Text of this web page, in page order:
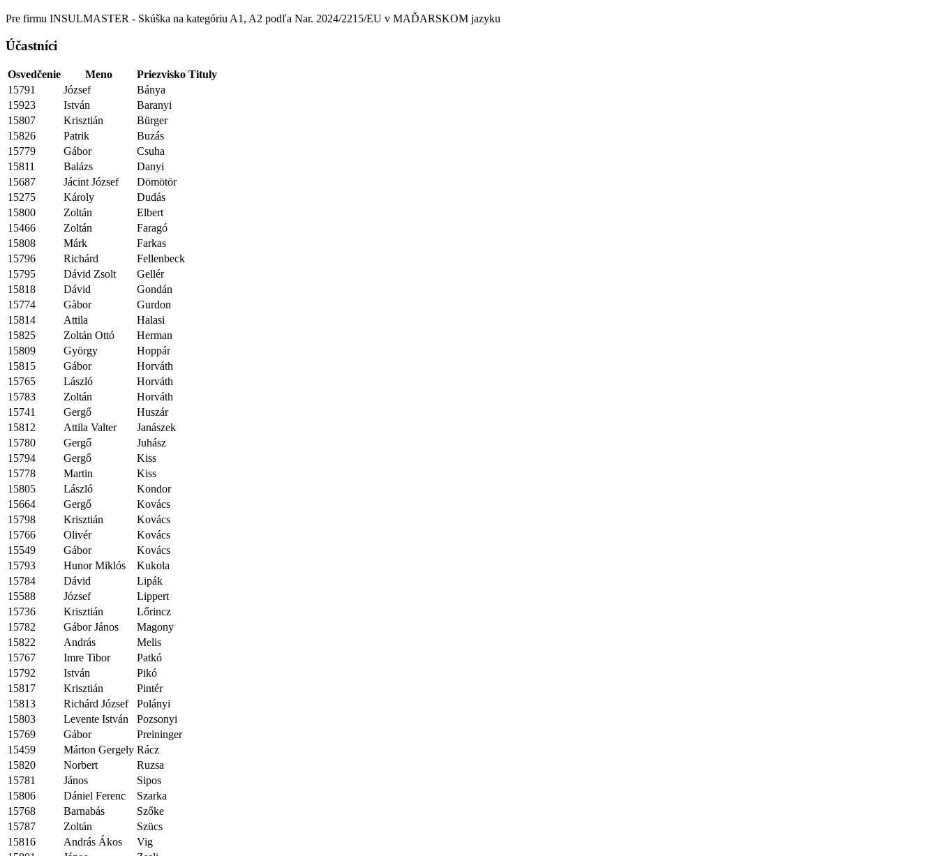
Pre firmu INSULMASTER - Skúška na kategóriu A1, A2 podľa Nar. 2024/2215/EU v MAĎARSKOM jazyku
Účastníci
Osvedčenie Meno Priezvisko Tituly
15791
József
Bánya
15923
István
Baranyi
15807
Krisztián
Bürger
15826
Patrik
Buzás
15779
Gábor
Csuha
15811
Balázs
Danyi
15687
Jácint József
Dömötör
15275
Károly
Dudás
15800
Zoltán
Elbert
15466
Zoltán
Faragó
15808
Márk
Farkas
15796
Richárd
Fellenbeck
15795
Dávid Zsolt
Gellér
15818
Dávid
Gondán
15774
Gàbor
Gurdon
15814
Attila
Halasi
15825
Zoltán Ottó
Herman
15809
György
Hoppár
15815
Gábor
Horváth
15765
László
Horváth
15783
Zoltán
Horváth
15741
Gergő
Huszár
15812
Attila Valter
Janászek
15780
Gergő
Juhász
15794
Gergő
Kiss
15778
Martin
Kiss
15805
László
Kondor
15664
Gergő
Kovács
15798
Krisztián
Kovács
15766
Olivér
Kovács
15549
Gábor
Kovács
15793
Hunor Miklós
Kukola
15784
Dávid
Lipák
15588
József
Lippert
15736
Krisztián
Lőrincz
15782
Gábor János
Magony
15822
András
Melis
15767
Imre Tibor
Patkó
15792
István
Pikó
15817
Krisztián
Pintér
15813
Richárd József
Polányi
15803
Levente István
Pozsonyi
15769
Gábor
Preininger
15459
Márton Gergely Rácz
15820
Norbert
Ruzsa
15781
János
Sipos
15806
Dániel Ferenc
Szarka
15768
Barnabás
Szőke
15787
Zoltán
Szücs
15816
András Ákos
Vig